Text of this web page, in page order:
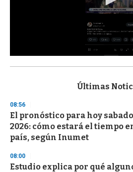
s
d
s
o
f
3
s
e
Últimas
08:56
El pronóstico para hoy
2026: cómo estará el tiempo
país, según Inumet
08:00
Estudio explica por qué